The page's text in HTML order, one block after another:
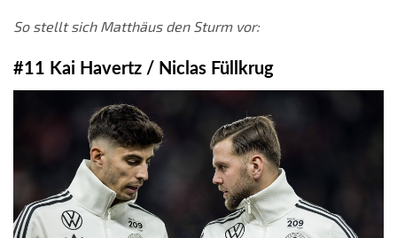
So stellt sich Matthäus den Sturm vor:
#11 Kai Havertz / Niclas Füllkrug